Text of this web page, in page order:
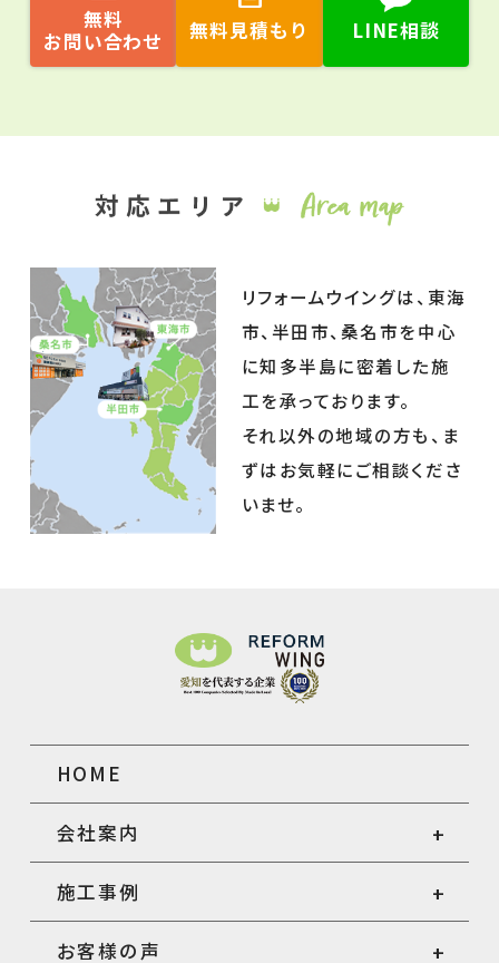
無料
お問い合わせ
無料見積もり LINE相談
リフォームウイングは、東海
市、半田市、桑名市を中心
に知多半島に密着した施
工を承っております。
それ以外の地域の方も、ま
ずはお気軽にご相談くださ
いませ。
HOME
会社案内
施工事例
お客様の声